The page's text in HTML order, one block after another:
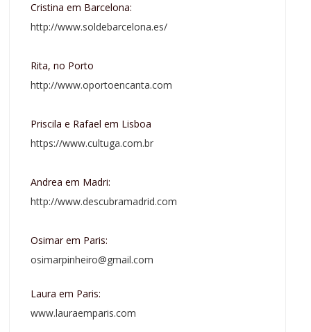
Cristina em Barcelona:
http://www.soldebarcelona.es/
Rita, no Porto
http://www.oportoencanta.com
Priscila e Rafael em Lisboa
https://www.cultuga.com.br
Andrea em Madri:
http://www.descubramadrid.com
Osimar em Paris:
osimarpinheiro@gmail.com
Laura em Paris:
www.lauraemparis.com